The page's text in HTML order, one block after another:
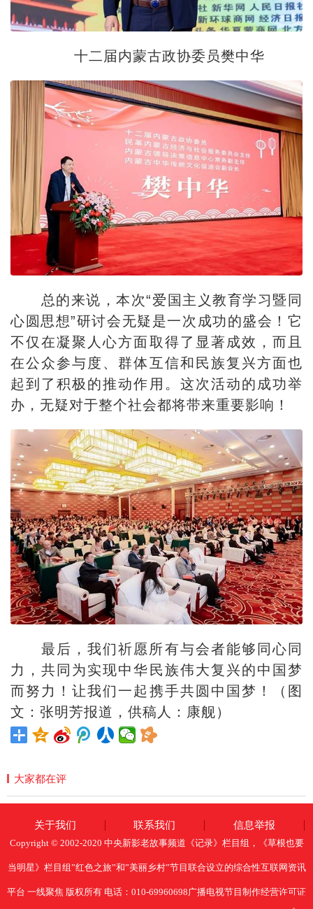
十二届内蒙古政协委员樊中华
总的来说，本次“爱国主义教育学习暨同
心圆思想”研讨会无疑是一次成功的盛会！它
不仅在凝聚人心方面取得了显著成效，而且
在公众参与度、群体互信和民族复兴方面也
起到了积极的推动作用。这次活动的成功举
办，无疑对于整个社会都将带来重要影响！
最后，我们祈愿所有与会者能够同心同
力，共同为实现中华民族伟大复兴的中国梦
而努力！让我们一起携手共圆中国梦！（图
文：张明芳报道，供稿人：康舰）
大家都在评
关于我们 联系我们 信息举报
Copyright © 2002-2020 中央新影老故事频道《记录》栏目组，《草根也要
当明星》栏目组”红色之旅”和”美丽乡村”节目联合设立的综合性互联网资讯
平台 一线聚焦 版权所有 电话：010-69960698广播电视节目制作经营许可证